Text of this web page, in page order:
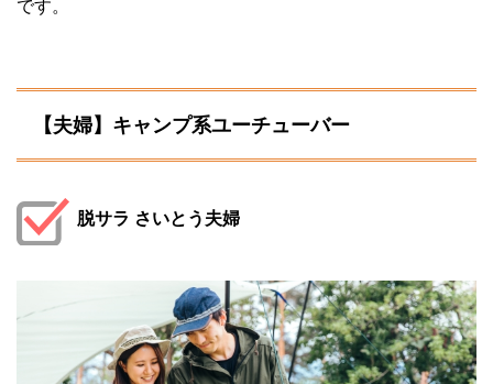
です。
【夫婦】キャンプ系ユーチューバー
脱サラ さいとう夫婦